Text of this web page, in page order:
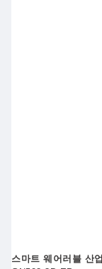
스마트 웨어러블 산업